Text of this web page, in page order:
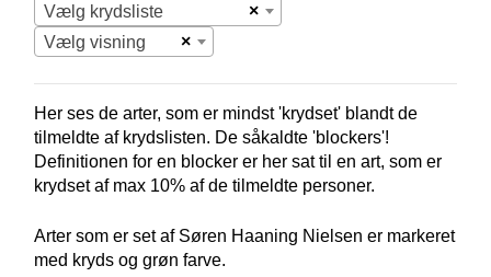
×
Vælg krydsliste
×
Vælg visning
Her ses de arter, som er mindst 'krydset' blandt de
tilmeldte af krydslisten. De såkaldte 'blockers'!
Definitionen for en blocker er her sat til en art, som er
krydset af max 10% af de tilmeldte personer.
Arter som er set af Søren Haaning Nielsen er markeret
med kryds og grøn farve.